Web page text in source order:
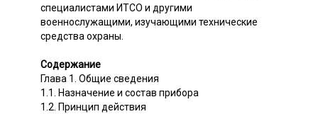
специалистами ИТСО и другими
военнослужащими, изучающими технические
средства охраны.
Содержание
Глава 1. Общие сведения
1.1. Назначение и состав прибора
1.2. Принцип действия